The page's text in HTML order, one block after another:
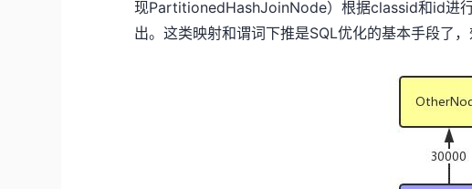
现PartitionedHashJoinNode）根据classid和id进
出。这类映射和谓词下推是SQL优化的基本手段了，